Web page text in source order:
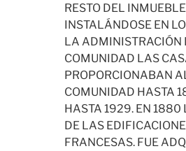
RESTO DEL
INSTALÁNDOSE EN
LA ADMINISTRACIÓN
COMUNIDAD LAS
PROPORCIONABAN
COMUNIDAD HASTA
HASTA 1929. EN 1880
DE LAS
FRANCESAS. FUE